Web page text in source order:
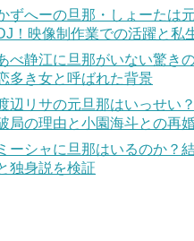
ずへーの旦那・しょーたは
！映像制作業での活躍と私
べ静江に旦那がいない驚きの
多き女と呼ばれた背景
辺リサの元旦那はいっせい
局の理由と小園海斗との再
ミーシャに旦那はいるのか？
独身説を検証